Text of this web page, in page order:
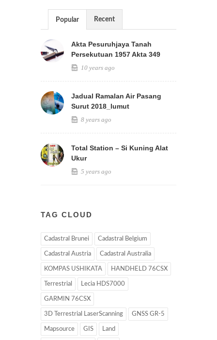
Popular Recent
Akta Pesuruhjaya Tanah
Persekutuan 1957 Akta 349
10 years ago
Jadual Ramalan Air Pasang
Surut 2018_lumut
8 years ago
Total Station – Si Kuning Alat
Ukur
5 years ago
TAG CLOUD
Cadastral Brunei Cadastral Belgium
Cadastral Austria Cadastral Australia
KOMPAS USHIKATA HANDHELD 76CSX
Terrestrial Lecia HDS7000
GARMIN 76CSX
3D Terrestrial LaserScanning GNSS GR-5
Mapsource GIS Land